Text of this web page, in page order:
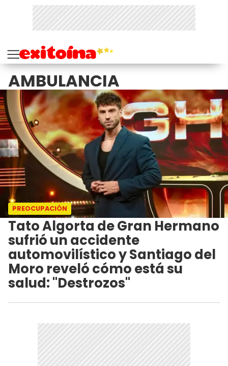
AMBULANCIA
PREOCUPACIÓN
Tato Algorta de Gran Hermano
sufrió un accidente
automovilístico y Santiago del
Moro reveló cómo está su
salud: "Destrozos"